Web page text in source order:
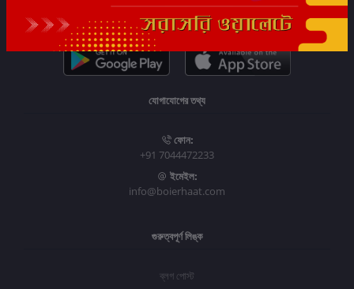
সাবস্ক্রাইব
যোগাযোগের তথ্য
ফোন:
+91 7044472233
ইমেইল:
info@boierhaat.com
গুরুত্বপূর্ণ লিঙ্ক
ব্লগ পোস্ট